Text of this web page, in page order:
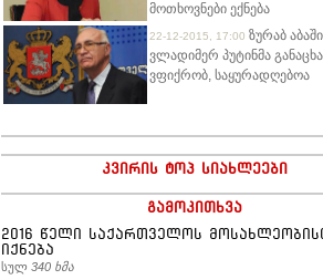
მოთხოვნები ექნება
22-12-2015, 17:00 ზურაბ
ვლადიმერ პუტინმა
ვფიქრობ, საყურადღებოა
კვირის ტოპ სიახლეები
გამოკითხვა
2016 წელი საქართველოს
იქნება
სულ 340 ხმა